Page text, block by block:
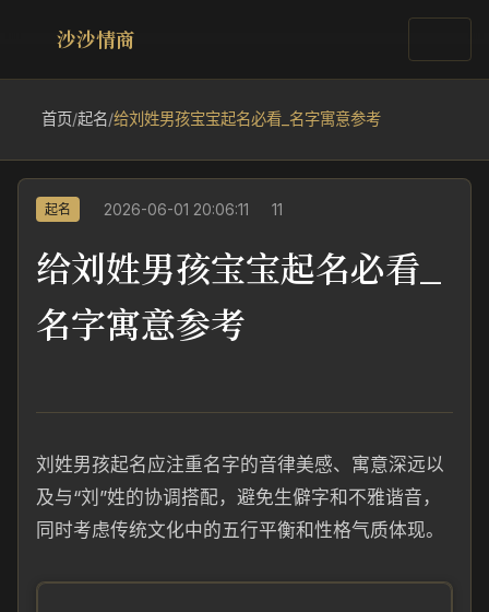
沙沙情商
首页/起名/给刘姓男孩宝宝起名必看_名字寓意参考
起名 2026-06-01 20:06:11 11
给刘姓男孩宝宝起名必看_
名字寓意参考
刘姓男孩起名应注重名字的音律美感、寓意深远以
及与“刘”姓的协调搭配，避免生僻字和不雅谐音，
同时考虑传统文化中的五行平衡和性格气质体现。